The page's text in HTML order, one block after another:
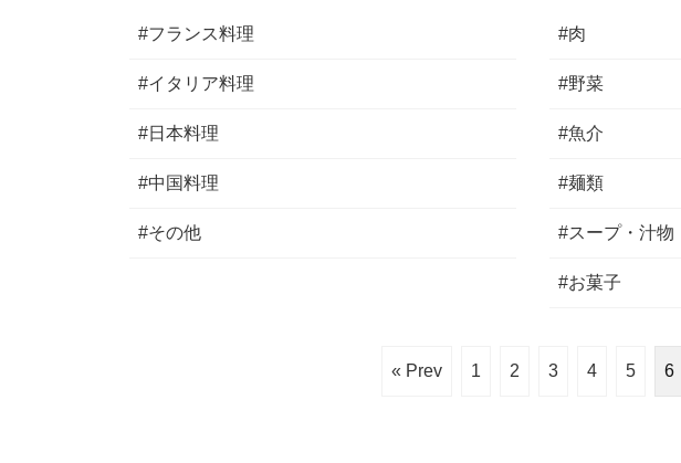
#フランス料理
#イタリア料理
#日本料理
#中国料理
#その他
#肉
#野菜
#魚介
#麺類
#スープ・汁物
#お菓子
« Prev 1 2 3 4 5 6